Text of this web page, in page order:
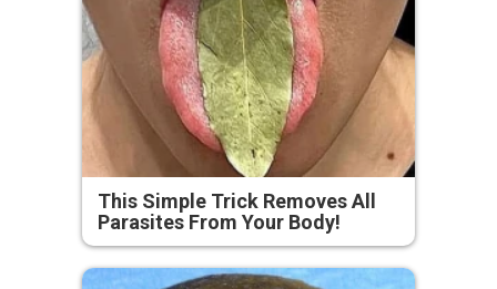
This Simple Trick Removes All
Parasites From Your Body!